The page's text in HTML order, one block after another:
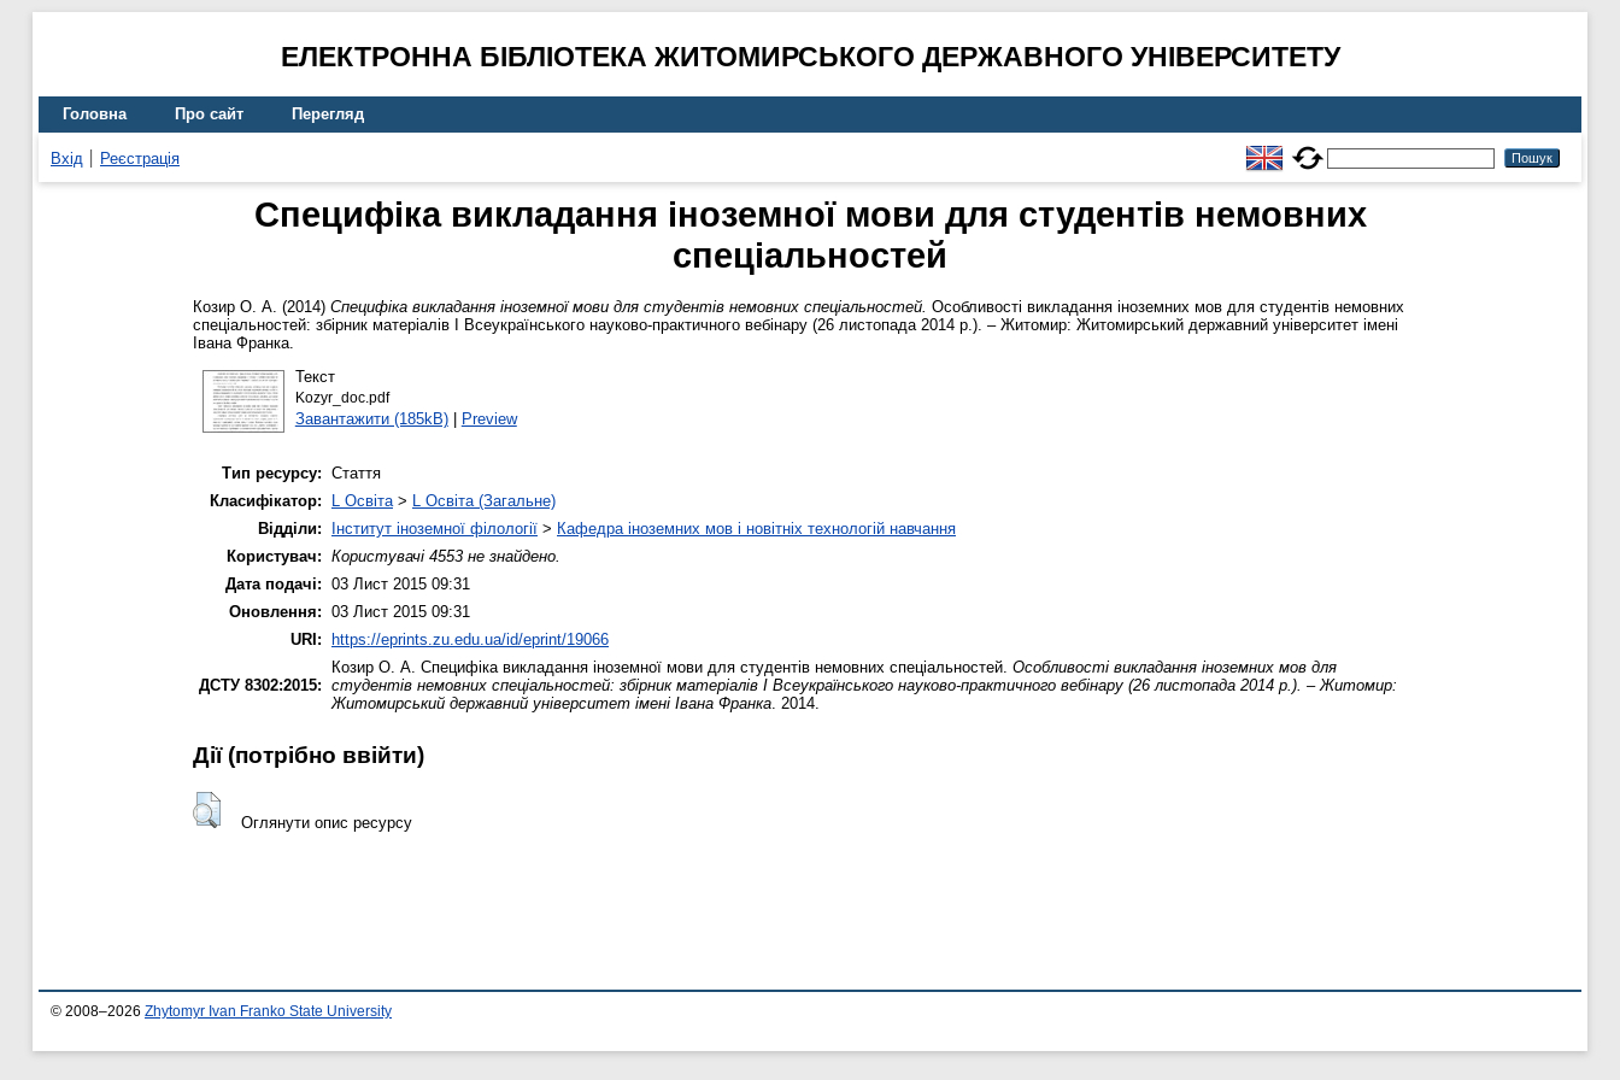
ЕЛЕКТРОННА БІБЛІОТЕКА ЖИТОМИРСЬКОГО ДЕРЖАВНОГО УНІВЕРСИТЕТУ
Головна Про сайт Перегляд
Вхід Реєстрація
Специфіка викладання іноземної мови для студентів немовних
спеціальностей
Козир О. А. (2014) Специфіка викладання іноземної мови для студентів немовних спеціальностей. Особливості викладання іноземних мов для студентів немовних
спеціальностей: збірник матеріалів І Всеукраїнського науково-практичного вебінару (26 листопада 2014 р.). – Житомир: Житомирський державний університет імені
Івана Франка.
Текст
Kozyr_doc.pdf
Завантажити (185kB)| Preview
Тип ресурсу: Стаття
Класифікатор:
L Освіта> L Освіта (Загальне)
Відділи:
Інститут іноземної філології > Кафедра іноземних мов і новітніх технологій навчання
Користувач: Користувачі 4553 не знайдено.
Дата подачі: 03 Лист 2015 09:31
Оновлення: 03 Лист 2015 09:31
URI:
https://eprints.zu.edu.ua/id/eprint/19066
ДСТУ 8302:2015:
Козир О. А. Специфіка викладання іноземної мови для студентів немовних спеціальностей. Особливості викладання іноземних мов для
студентів немовних спеціальностей: збірник матеріалів І Всеукраїнського науково-практичного вебінару (26 листопада 2014 р.). – Житомир:
Житомирський державний університет імені Івана Франка. 2014.
Дії ​​(потрібно ввійти)
Оглянути опис ресурсу
© 2008–2026 Zhytomyr Ivan Franko State University